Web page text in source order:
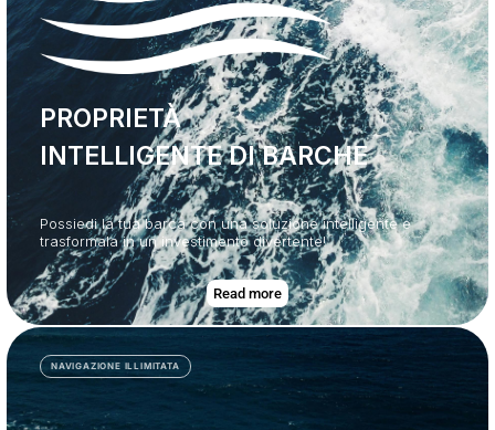
NAVIGAZIONE ILLIMITATA
PROPRIETÀ
INTELLIGENTE DI BARCHE
Possiedi la tua barca con una soluzione intelligente e
trasformala in un investimento divertente!
Read more